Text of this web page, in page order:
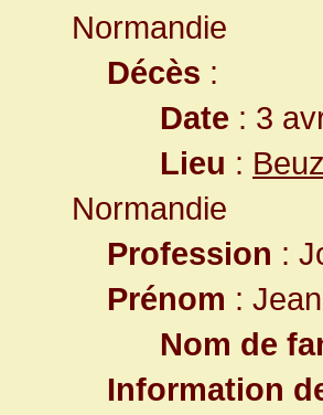
Normandie
Décès :
Date : 3
Lieu :
Normandie
Profession :
Prénom :
Nom de
Information